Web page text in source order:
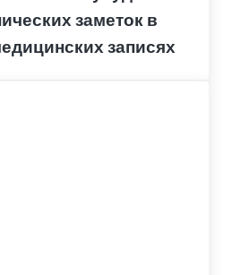
заметок в
записях